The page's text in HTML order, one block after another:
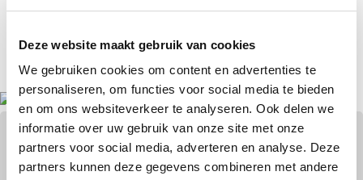
Deze website maakt gebruik van cookies
We gebruiken cookies om content en advertenties te
personaliseren, om functies voor social media te bieden
en om ons websiteverkeer te analyseren. Ook delen we
informatie over uw gebruik van onze site met onze
partners voor social media, adverteren en analyse. Deze
partners kunnen deze gegevens combineren met andere
Theo Brouwer